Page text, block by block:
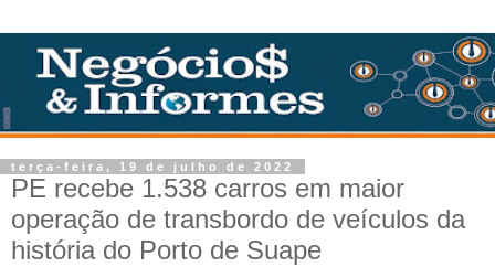
terça-feira, 19 de julho de 2022
PE recebe 1.538 carros em maior
operação de transbordo de veículos da
história do Porto de Suape